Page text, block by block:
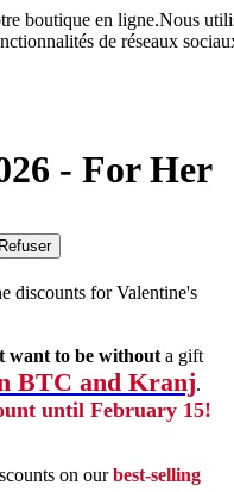
boutique en ligne.Nous
de réseaux
Refuser
- For Her
discounts for Valentine's
want to be without a gift
BTC and Kranj.
until February 15!
on ourbest-selling